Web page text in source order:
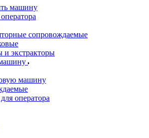
машину
сопровождаемые
и экстракторы
машину
оператора